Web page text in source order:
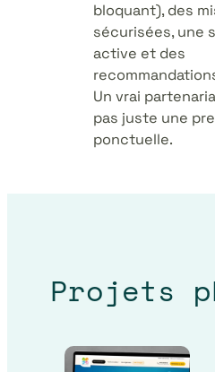
bloquant), des
sécurisées, une
active et des
Un vrai
pas juste une
ponctuelle.
Projets